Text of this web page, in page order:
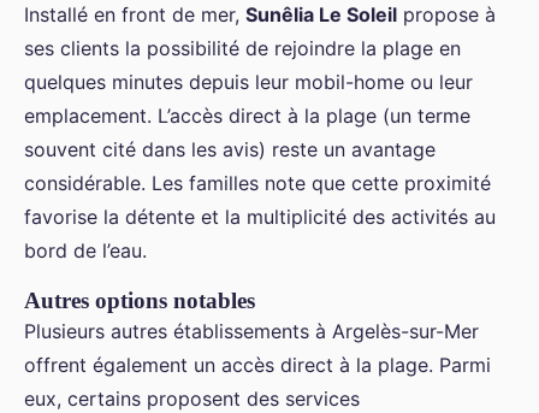
Installé en front de mer, Sunêlia Le Soleil propose à
ses clients la possibilité de rejoindre la plage en
quelques minutes depuis leur mobil-home ou leur
emplacement. L’accès direct à la plage (un terme
souvent cité dans les avis) reste un avantage
considérable. Les familles note que cette proximité
favorise la détente et la multiplicité des activités au
bord de l’eau.
Autres options notables
Plusieurs autres établissements à Argelès-sur-Mer
offrent également un accès direct à la plage. Parmi
eux, certains proposent des services